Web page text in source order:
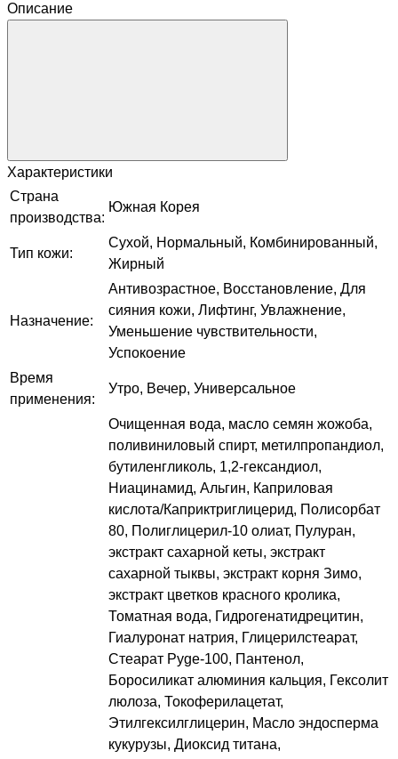
Описание
Характеристики
Страна
производства:
Южная Корея
Тип кожи:
Сухой, Нормальный, Комбинированный,
Жирный
Назначение:
Антивозрастное, Восстановление, Для
сияния кожи, Лифтинг, Увлажнение,
Уменьшение чувствительности,
Успокоение
Время
применения:
Утро, Вечер, Универсальное
Очищенная вода, масло семян жожоба,
поливиниловый спирт, метилпропандиол,
бутиленгликоль, 1,2-гександиол,
Ниацинамид, Альгин, Каприловая
кислота/Каприктриглицерид, Полисорбат
80, Полиглицерил-10 олиат, Пулуран,
экстракт сахарной кеты, экстракт
сахарной тыквы, экстракт корня Зимо,
экстракт цветков красного кролика,
Томатная вода, Гидрогенатидрецитин,
Гиалуронат натрия, Глицерилстеарат,
Стеарат Pyge-100, Пантенол,
Боросиликат алюминия кальция, Гексолит
люлоза, Токоферилацетат,
Этилгексилглицерин, Масло эндосперма
кукурузы, Диоксид титана,